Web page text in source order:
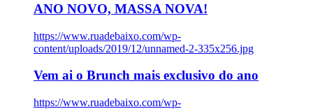
ANO NOVO, MASSA NOVA!
https://www.ruadebaixo.com/wp-
content/uploads/2019/12/unnamed-2-335x256.jpg
Vem ai o Brunch mais exclusivo do ano
https://www.ruadebaixo.com/wp-